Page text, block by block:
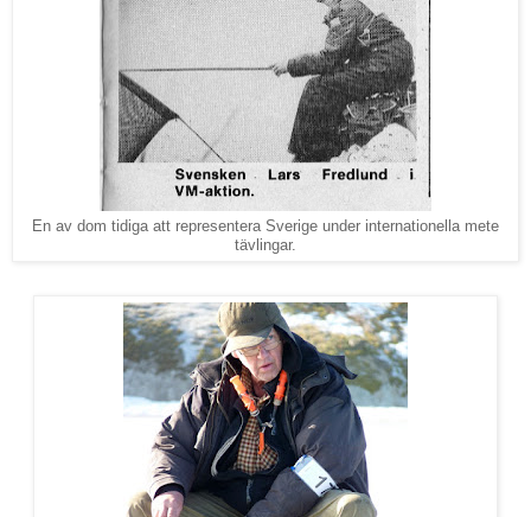
En av dom tidiga att representera Sverige under internationella mete
tävlingar.